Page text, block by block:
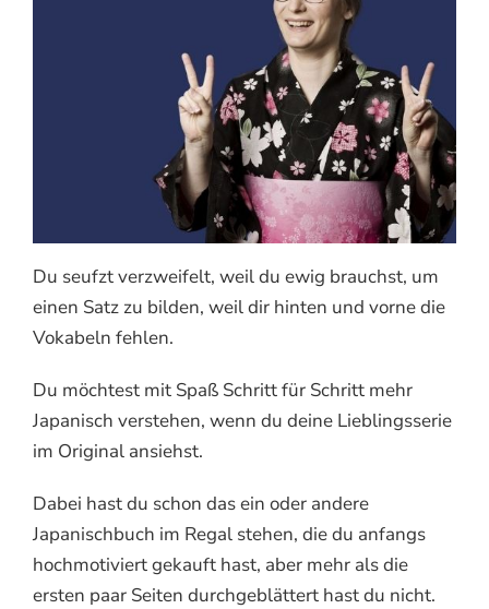
Du seufzt verzweifelt, weil du ewig brauchst, um
einen Satz zu bilden, weil dir hinten und vorne die
Vokabeln fehlen.
Du möchtest mit Spaß Schritt für Schritt mehr
Japanisch verstehen, wenn du deine Lieblingsserie
im Original ansiehst.
Dabei hast du schon das ein oder andere
Japanischbuch im Regal stehen, die du anfangs
hochmotiviert gekauft hast, aber mehr als die
ersten paar Seiten durchgeblättert hast du nicht.